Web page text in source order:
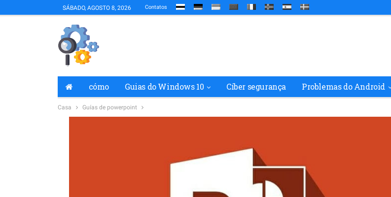
SÁBADO, AGOSTO 8, 2026 Contatos
cómo Guias do Windows 10 Cíber segurança Problemas do Android
Casa Guías de powerpoint